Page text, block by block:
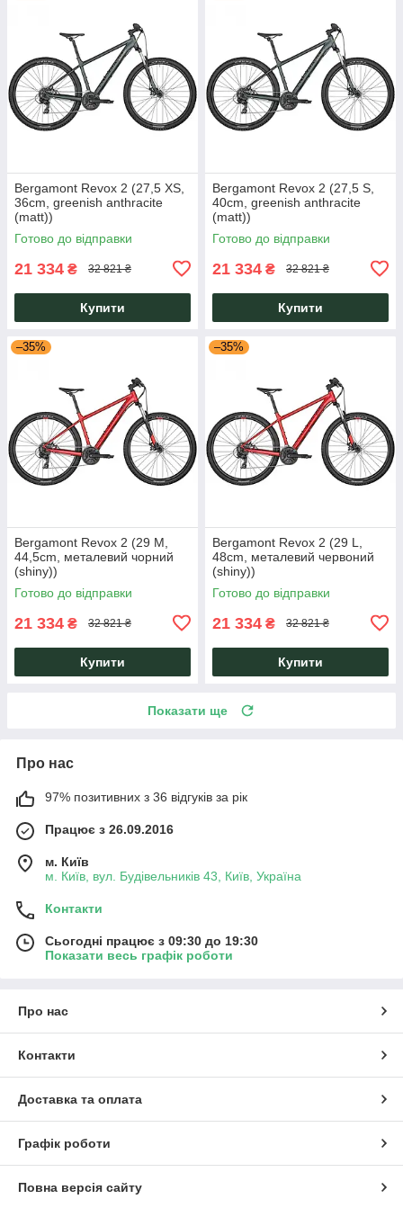
Bergamont Revox 2 (27,5 XS,
36cm, greenish anthracite
(matt))
Готово до відправки
21 334 ₴ 32 821 ₴
Купити
Bergamont Revox 2 (27,5 S,
40cm, greenish anthracite
(matt))
Готово до відправки
21 334 ₴ 32 821 ₴
Купити
–35%
Bergamont Revox 2 (29 M,
44,5cm, металевий чорний
(shiny))
Готово до відправки
21 334 ₴ 32 821 ₴
Купити
–35%
Bergamont Revox 2 (29 L,
48cm, металевий червоний
(shiny))
Готово до відправки
21 334 ₴ 32 821 ₴
Купити
Показати ще
Про нас
97% позитивних з 36 відгуків за рік
Працює з 26.09.2016
м. Київ
м. Київ, вул. Будівельників 43, Київ, Україна
Контакти
Сьогодні працює з 09:30 до 19:30
Показати весь графік роботи
Про нас
Контакти
Доставка та оплата
Графік роботи
Повна версія сайту